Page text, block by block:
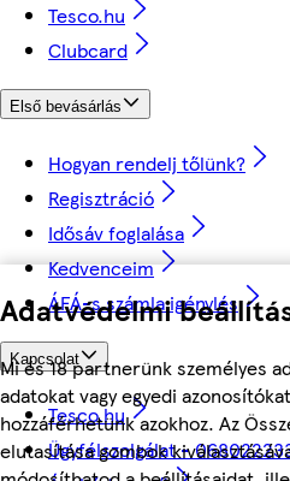
Adatvédelmi
Mi és 18 partnerünk személyes
adatokat vagy egyedi
hozzáférhetünk azokhoz. Az
elutasítása gombok
Tesco.hu
Clubcard
Első bevásárlás
Hogyan rendelj tőlünk?
Regisztráció
Idősáv foglalása
Kedvenceim
ÁFÁ-s számla igénylés
Kapcsolat
Tesco.hu
Ügyfélszolgálat -